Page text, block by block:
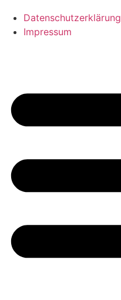
Datenschutzerklärung
Impressum